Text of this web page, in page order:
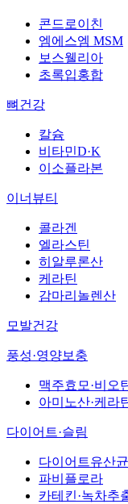
콘드로이친
엠에스엠 MSM
보스웰리아
초록입홍합
뼈건강
칼슘
비타민D·K
이소플라본
이너뷰티
콜라겐
엘라스틴
히알루론산
케라틴
감마리놀렌산
모발건강
풍성·영양보충
맥주효모·비오
아미노산·케라
다이어트·슬림
다이어트유산균
파비플로라
카테킨·녹차추